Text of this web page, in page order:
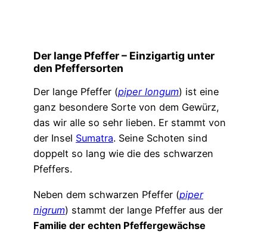
Der lange Pfeffer – Einzigartig unter
den Pfeffersorten
Der lange Pfeffer (piper longum) ist eine
ganz besondere Sorte von dem Gewürz,
das wir alle so sehr lieben. Er stammt von
der Insel Sumatra. Seine Schoten sind
doppelt so lang wie die des schwarzen
Pfeffers.
Neben dem schwarzen Pfeffer (piper
nigrum) stammt der lange Pfeffer aus der
Familie der echten Pfeffergewächse